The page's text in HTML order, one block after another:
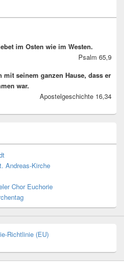
im Osten wie im Westen.
Psalm 65,9
mit seinem ganzen Hause, dass er
war.
Apostelgeschichte 16,34
Andreas-Kirche
Chor Euchorie
Richtlinie (EU)